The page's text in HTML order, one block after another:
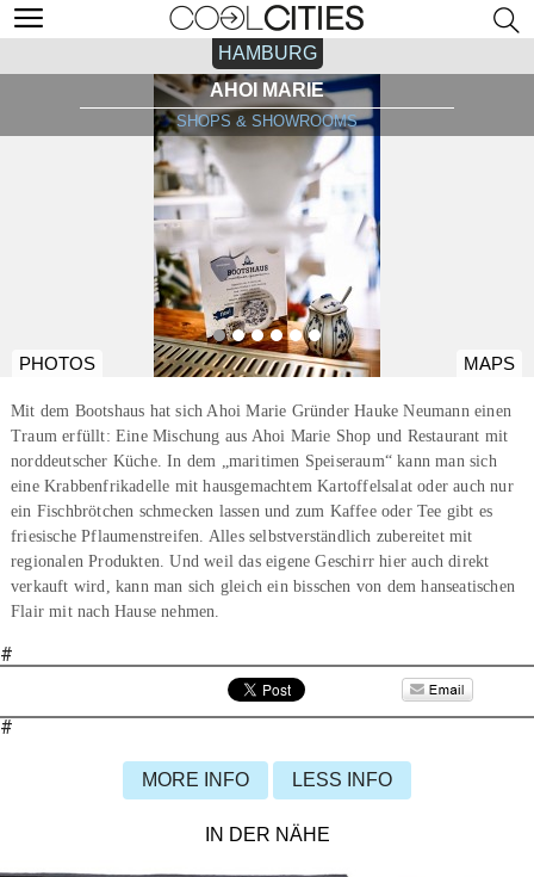
HAMBURG
AHOI MARIE
SHOPS & SHOWROOMS
PHOTOS MAPS
Mit dem Bootshaus hat sich Ahoi Marie Gründer Hauke Neumann einen
Traum erfüllt: Eine Mischung aus Ahoi Marie Shop und Restaurant mit
norddeutscher Küche. In dem „maritimen Speiseraum“ kann man sich
eine Krabbenfrikadelle mit hausgemachtem Kartoffelsalat oder auch nur
ein Fischbrötchen schmecken lassen und zum Kaffee oder Tee gibt es
friesische Pflaumenstreifen. Alles selbstverständlich zubereitet mit
regionalen Produkten. Und weil das eigene Geschirr hier auch direkt
verkauft wird, kann man sich gleich ein bisschen von dem hanseatischen
Flair mit nach Hause nehmen.
#
#
MORE INFO LESS INFO
IN DER NÄHE